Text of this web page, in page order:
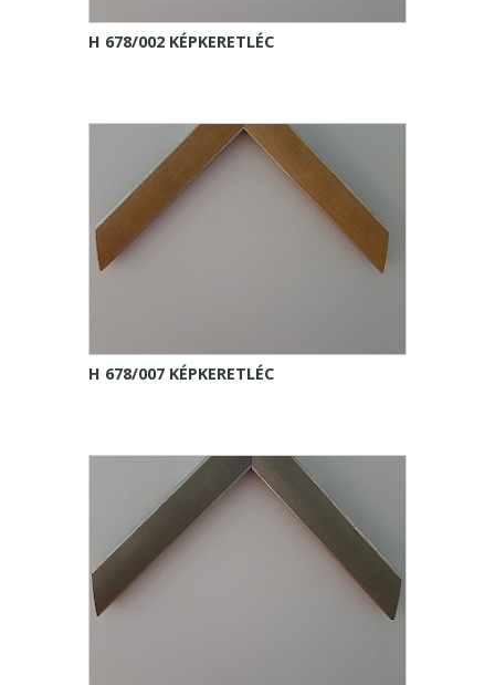
H 678/002 KÉPKERETLÉC
H 678/007 KÉPKERETLÉC